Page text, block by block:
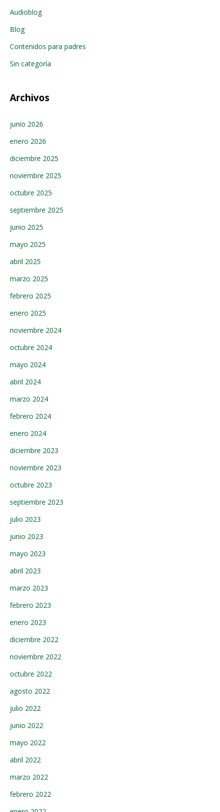
Audioblog
Blog
Contenidos para padres
Sin categoría
Archivos
junio 2026
enero 2026
diciembre 2025
noviembre 2025
octubre 2025
septiembre 2025
junio 2025
mayo 2025
abril 2025
marzo 2025
febrero 2025
enero 2025
noviembre 2024
octubre 2024
mayo 2024
abril 2024
marzo 2024
febrero 2024
enero 2024
diciembre 2023
noviembre 2023
octubre 2023
septiembre 2023
julio 2023
junio 2023
mayo 2023
abril 2023
marzo 2023
febrero 2023
enero 2023
diciembre 2022
noviembre 2022
octubre 2022
agosto 2022
julio 2022
junio 2022
mayo 2022
abril 2022
marzo 2022
febrero 2022